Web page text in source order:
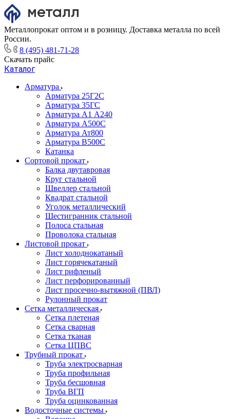
Металлопрокат оптом и в розницу. Доставка металла по всей
России.
8 (495) 481-71-28
Скачать прайс
Каталог
Арматура
Арматура 25Г2С
Арматура 35ГС
Арматура А1 А240
Арматура А500С
Арматура Ат800
Арматура В500С
Катанка
Сортовой прокат
Балка двутавровая
Круг стальной
Швеллер стальной
Квадрат стальной
Уголок металлический
Шестигранник стальной
Полоса стальная
Проволока стальная
Листовой прокат
Лист холоднокатаный
Лист горячекатаный
Лист рифленый
Лист перфорированный
Лист просечно-вытяжной (ПВЛ)
Рулонный прокат
Сетка металлическая
Сетка плетеная
Сетка сварная
Сетка тканая
Сетка ЦПВС
Трубный прокат
Труба электросварная
Труба профильная
Труба бесшовная
Труба ВГП
Труба оцинкованная
Водосточные системы